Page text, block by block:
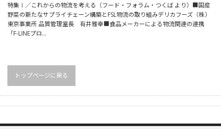
特集Ⅰ／これからの物流を考える（フード・フォラム・つくば より）■国産
野菜の新たなサプライチェーン構築とFSL物流の取り組みデリカフーズ（株）
東京事業所 品質管理室長 有井雅幸■食品メーカーによる物流関連の連携
「F-LINEプロ…
トップページに戻る